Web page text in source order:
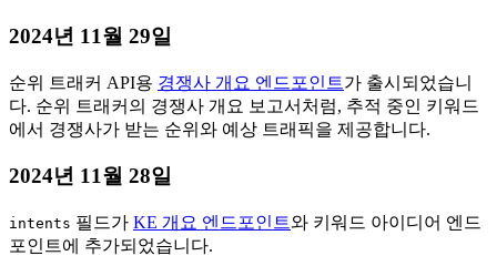
2024년 11월 29일
순위 트래커 API용 경쟁사 개요 엔드포인트가 출시되었습니
다. 순위 트래커의 경쟁사 개요 보고서처럼, 추적 중인 키워드
에서 경쟁사가 받는 순위와 예상 트래픽을 제공합니다.
2024년 11월 28일
intents 필드가 KE 개요 엔드포인트와 키워드 아이디어 엔드
포인트에 추가되었습니다.